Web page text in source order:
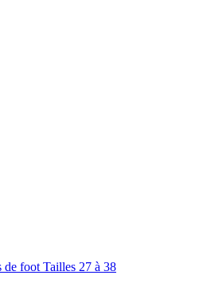
de foot Tailles 27 à 38